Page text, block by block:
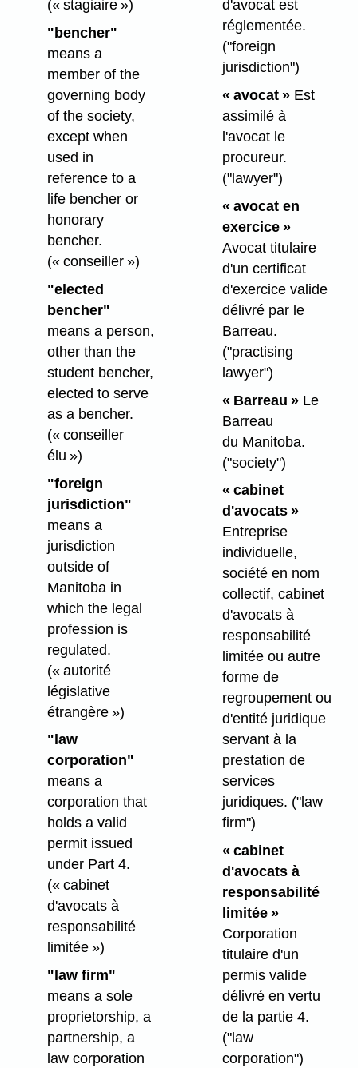
(« stagiaire »)
"bencher"
means a
member of the
governing body
of the society,
except when
used in
reference to a
life bencher or
honorary
bencher.
(« conseiller »)
"elected
bencher"
means a person,
other than the
student bencher,
elected to serve
as a bencher.
(« conseiller
élu »)
"foreign
jurisdiction"
means a
jurisdiction
outside of
Manitoba in
which the legal
profession is
regulated.
(« autorité
législative
étrangère »)
"law
corporation"
means a
corporation that
holds a valid
permit issued
under Part 4.
(« cabinet
d'avocats à
responsabilité
limitée »)
"law firm"
means a sole
proprietorship, a
partnership, a
law corporation
d'avocat est
réglementée.
("foreign
jurisdiction")
« avocat »Est
assimilé à
l'avocat le
procureur.
("lawyer")
« avocat en
exercice »
Avocat titulaire
d'un certificat
d'exercice valide
délivré par le
Barreau.
("practising
lawyer")
« Barreau »Le
Barreau
du Manitoba.
("society")
« cabinet
d'avocats »
Entreprise
individuelle,
société en nom
collectif, cabinet
d'avocats à
responsabilité
limitée ou autre
forme de
regroupement ou
d'entité juridique
servant à la
prestation de
services
juridiques. ("law
firm")
« cabinet
d'avocats à
responsabilité
limitée »
Corporation
titulaire d'un
permis valide
délivré en vertu
de la partie 4.
("law
corporation")